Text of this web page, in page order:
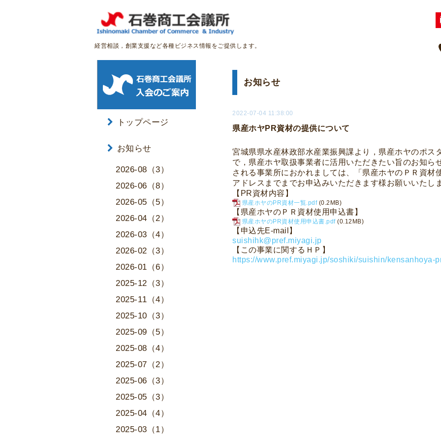
経営相談，創業支援など各種ビジネス情報をご提供します。
お知らせ
2022-07-04 11:38:00
県産ホヤPR資材の提供について
宮城県県水産林政部水産業振興課より，県産ホヤのポス
で，県産ホヤ取扱事業者に活用いただきたい旨のお知ら
される事業所におかれましては、「県産ホヤのＰＲ資材
アドレスまでまでお申込みいただきます様お願いいたし
【PR資材内容】
県産ホヤのPR資材一覧.pdf (0.2MB)
【 県産ホヤのＰＲ資材使用 申込書】
県産ホヤのPR資材使用申込書.pdf (0.12MB)
【申込先E-mail 】
suishihk@pref.miyagi.jp
【この事業に関するＨＰ】
https://www.pref.miyagi.jp/soshiki/suishin/kensanhoya-
トップページ
お知らせ
2026-08（3）
2026-06（8）
2026-05（5）
2026-04（2）
2026-03（4）
2026-02（3）
2026-01（6）
2025-12（3）
2025-11（4）
2025-10（3）
2025-09（5）
2025-08（4）
2025-07（2）
2025-06（3）
2025-05（3）
2025-04（4）
2025-03（1）